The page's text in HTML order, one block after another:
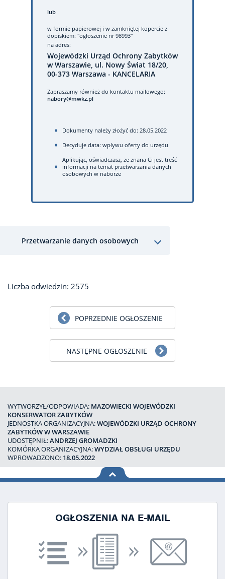
lub
w formie papierowej i w zamkniętej kopercie z
dopiskiem: "ogłoszenie nr 98993"
na adres:
Wojewódzki Urząd Ochrony Zabytków
w Warszawie, ul. Nowy Świat 18/20,
00-373 Warszawa - KANCELARIA
Zapraszamy również do kontaktu mailowego:
nabory@mwkz.pl
Dokumenty należy złożyć do: 28.05.2022
Decyduje data: wpływu oferty do urzędu
Aplikując, oświadczasz, że znana Ci jest treść
informacji na temat przetwarzania danych
osobowych w naborze
Przetwarzanie danych osobowych
Liczba odwiedzin: 2575
POPRZEDNIE OGŁOSZENIE
NASTĘPNE OGŁOSZENIE
WYTWORZYŁ/ODPOWIADA: MAZOWIECKI WOJEWÓDZKI
KONSERWATOR ZABYTKÓW
JEDNOSTKA ORGANIZACYJNA:WOJEWÓDZKI URZĄD OCHRONY
ZABYTKÓW W WARSZAWIE
UDOSTĘPNIŁ:ANDRZEJ GROMADZKI
KOMÓRKA ORGANIZACYJNA:WYDZIAŁ OBSŁUGI URZĘDU
WPROWADZONO: 18.05.2022
na górę
OGŁOSZENIA NA E-MAIL